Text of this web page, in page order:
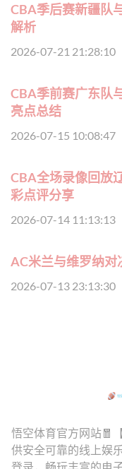
CBA季后赛新疆队
解析
2026-07-21 21:28:10
CBA季前赛广东队
亮点总结
2026-07-15 10:08:47
CBA全场录像回放
彩点评分享
2026-07-14 11:13:13
AC米兰与维罗纳
2026-07-13 23:13:30
悟空体育官方网站🧧
供安全可靠的线上娱
登录，畅玩丰富的电